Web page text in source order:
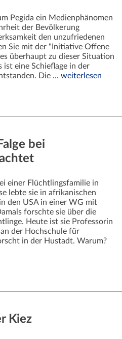
Pegida ein Medienphänomen
der Bevölkerung
den unzufriedenen
Sie mit der "Initiative Offene
überhaupt zu dieser Situation
ist eine Schieflage in der
Die ... weiterlesen
bei
einer Flüchtlingsfamilie in
lebte sie in afrikanischen
den USA in einer WG mit
forschte sie über die
Heute ist sie Professorin
der Hochschule für
in der Hustadt. Warum?
Kiez